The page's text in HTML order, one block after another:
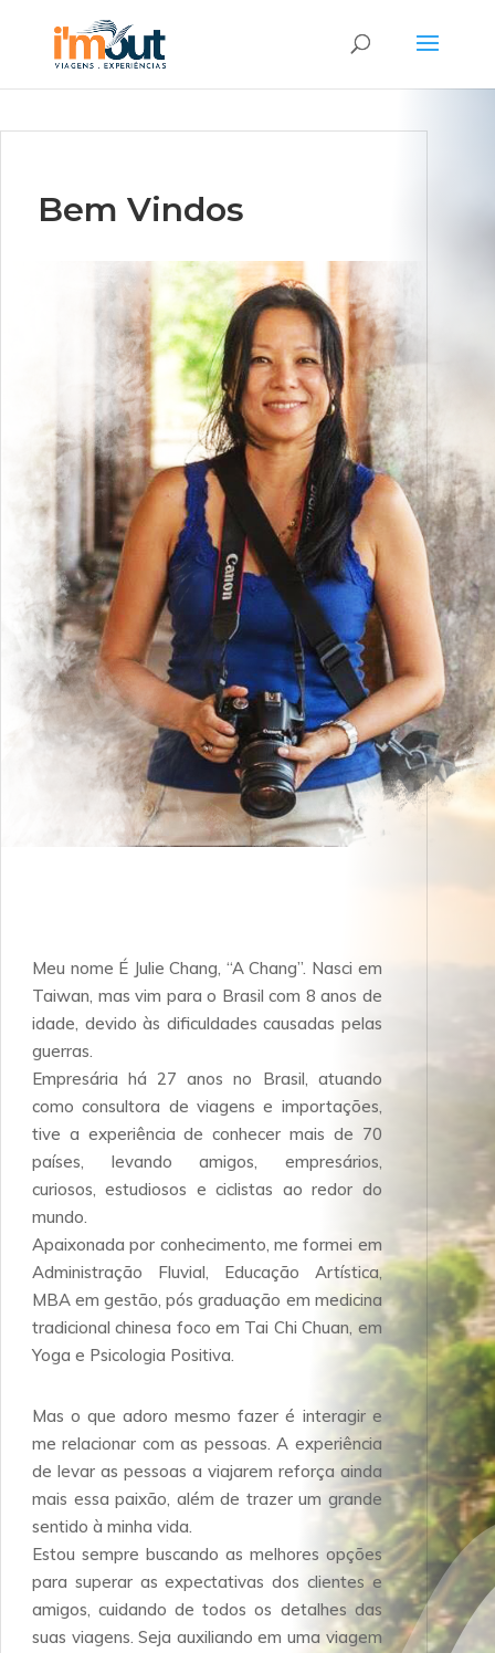
Bem Vindos
Meu nome É Julie Chang, “A Chang”. Nasci em
Taiwan, mas vim para o Brasil com 8 anos de
idade, devido às dificuldades causadas pelas
guerras.
Empresária há 27 anos no Brasil, atuando
como consultora de viagens e importações,
tive a experiência de conhecer mais de 70
países, levando amigos, empresários,
curiosos, estudiosos e ciclistas ao redor do
mundo.
Apaixonada por conhecimento, me formei em
Administração Fluvial, Educação Artística,
MBA em gestão, pós graduação em medicina
tradicional chinesa foco em Tai Chi Chuan, em
Yoga e Psicologia Positiva.
Mas o que adoro mesmo fazer é interagir e
me relacionar com as pessoas. A experiência
de levar as pessoas a viajarem reforça ainda
mais essa paixão, além de trazer um grande
sentido à minha vida.
Estou sempre buscando as melhores opções
para superar as expectativas dos clientes e
amigos, cuidando de todos os detalhes das
suas viagens. Seja auxiliando em uma viagem